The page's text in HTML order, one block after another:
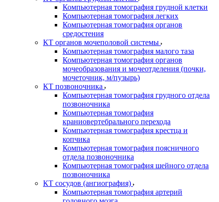
Компьютерная томография грудной клетки
Компьютерная томография легких
Компьютерная томография органов
средостения
КТ органов мочеполовой системы
Компьютерная томография малого таза
Компьютерная томография органов
мочеобразования и мочеотделения (почки,
мочеточник, м/пузырь)
КТ позвоночника
Компьютерная томография грудного отдела
позвоночника
Компьютерная томография
краниовертебрального перехода
Компьютерная томография крестца и
копчика
Компьютерная томография поясничного
отдела позвоночника
Компьютерная томография шейного отдела
позвоночника
КТ сосудов (ангиография)
Компьютерная томография артерий